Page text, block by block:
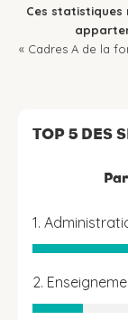
Ces
« Cadres A de la
TOP 5 DES
1.
2.